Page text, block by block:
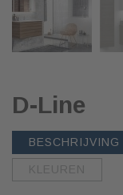
D-Line
BESCHRIJVING
KLEUREN